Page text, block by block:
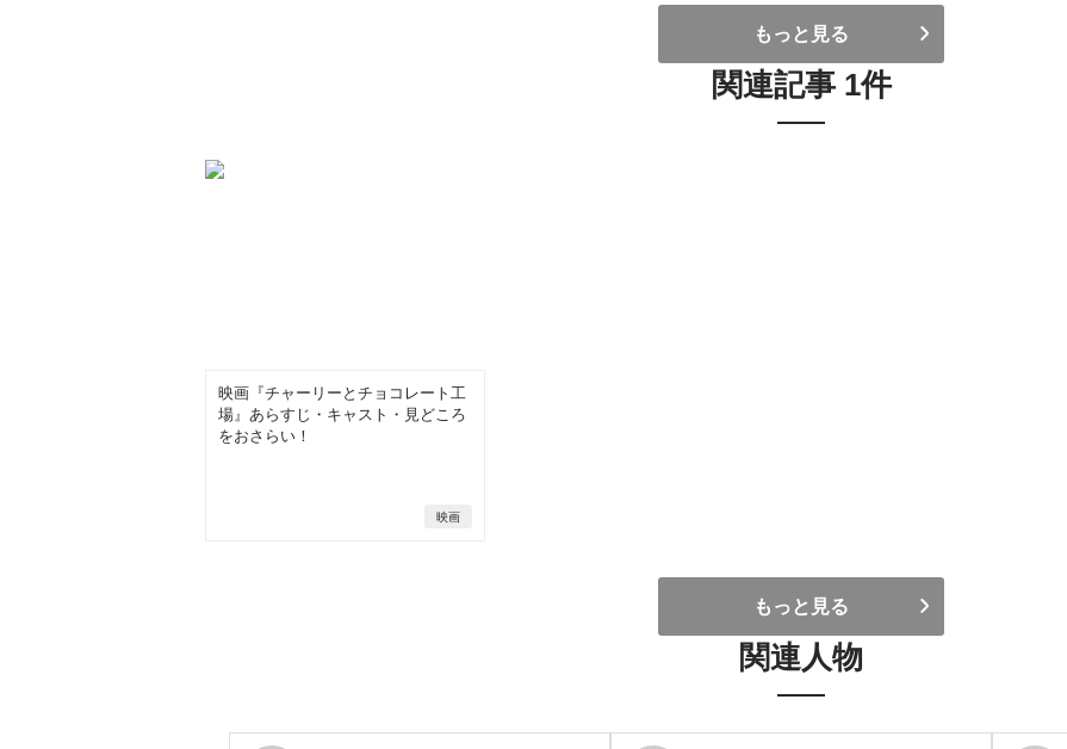
もっと見る
関連記事 1件
映画『チャーリーとチョコレート工
場』あらすじ・キャスト・見どころ
をおさらい！
映画
もっと見る
関連人物